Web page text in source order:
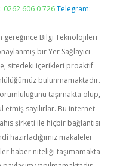
0262 606 0 726 Telegram:
gereğince Bilgi Teknolojileri
bir Yer Sağlayıcı
sitedeki içerikleri proaktif
bulunmamaktadır.
taşımakta olup,
sayılırlar. Bu internet
şirketi ile hiçbir bağlantısı
hazırladığımız makaleler
haber niteliği taşımamakta